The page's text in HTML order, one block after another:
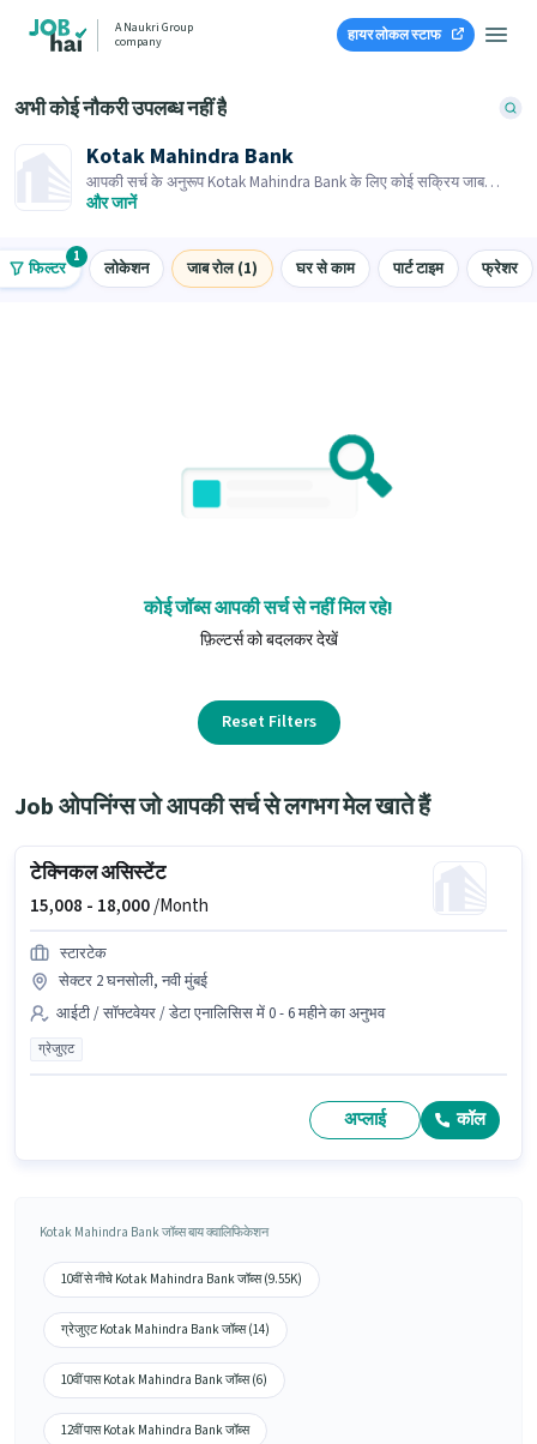
A Naukri Group
company
हायर लोकल स्टाफ
अभी कोई नौकरी उपलब्ध नहीं है
Kotak Mahindra Bank
आपकी सर्च के अनुरूप Kotak Mahindra Bank के लिए कोई सक्रिय जाब
ओपनिंग नहीं है। समान जाब ओपनिंग्स ब्राउज़ करें।
और जानें
फिल्टर
1
लोकेशन जाब रोल (1) घर से काम पार्ट टाइम फ्रेशर
कोई जॉब्स आपकी सर्च से नहीं मिल रहे!
फ़िल्टर्स को बदलकर देखें
Reset Filters
Job ओपनिंग्स जो आपकी सर्च से लगभग मेल खाते हैं
टेक्निकल असिस्टेंट
15,008 - 18,000/Month
स्टारटेक
सेक्टर 2 घनसोली, नवी मुंबई
आईटी / सॉफ्टवेयर / डेटा एनालिसिस में 0 - 6 महीने का अनुभव
ग्रेजुएट
अप्लाई कॉल
Kotak Mahindra Bank जॉब्स बाय क्वालिफिकेशन
10वीं से नीचे Kotak Mahindra Bank जॉब्स (9.55K)
ग्रेजुएट Kotak Mahindra Bank जॉब्स (14)
10वीं पास Kotak Mahindra Bank जॉब्स (6)
12वीं पास Kotak Mahindra Bank जॉब्स